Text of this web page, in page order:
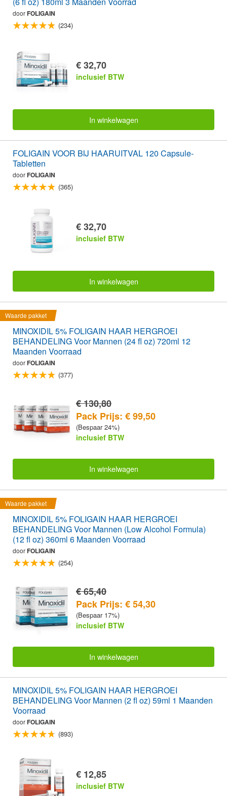
doorFOLIGAIN
(234)
€ 32,70
inclusief BTW
In winkelwagen
FOLIGAIN VOOR BIJ HAARUITVAL 120 Capsule-
Tabletten
doorFOLIGAIN
(365)
€ 32,70
inclusief BTW
In winkelwagen
Waarde pakket
MINOXIDIL 5% FOLIGAIN HAAR HERGROEI
BEHANDELING Voor Mannen (24 fl oz) 720ml 12
Maanden Voorraad
doorFOLIGAIN
(377)
€ 130,80
Pack Prijs: € 99,50
(Bespaar 24%)
inclusief BTW
In winkelwagen
Waarde pakket
MINOXIDIL 5% FOLIGAIN HAAR HERGROEI
BEHANDELING Voor Mannen (Low Alcohol Formula)
(12 fl oz) 360ml 6 Maanden Voorraad
doorFOLIGAIN
(254)
€ 65,40
Pack Prijs: € 54,30
(Bespaar 17%)
inclusief BTW
In winkelwagen
MINOXIDIL 5% FOLIGAIN HAAR HERGROEI
BEHANDELING Voor Mannen (2 fl oz) 59ml 1 Maanden
Voorraad
doorFOLIGAIN
(893)
€ 12,85
inclusief BTW